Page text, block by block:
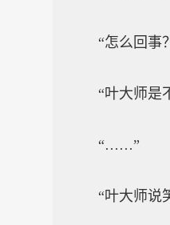
“怎么回事？
“叶大师是不
“……”
“叶大师说笑